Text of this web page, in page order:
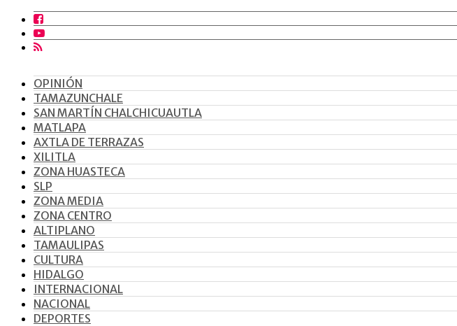
OPINIÓN
TAMAZUNCHALE
SAN MARTÍN CHALCHICUAUTLA
MATLAPA
AXTLA DE TERRAZAS
XILITLA
ZONA HUASTECA
SLP
ZONA MEDIA
ZONA CENTRO
ALTIPLANO
TAMAULIPAS
CULTURA
HIDALGO
INTERNACIONAL
NACIONAL
DEPORTES